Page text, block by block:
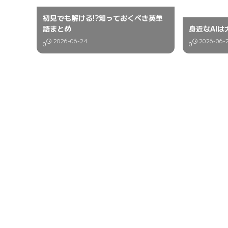
初見でも解ける!?知っておくべき英単
語まとめ
0 2026-06-24
身近なAIは
0 2026-06-